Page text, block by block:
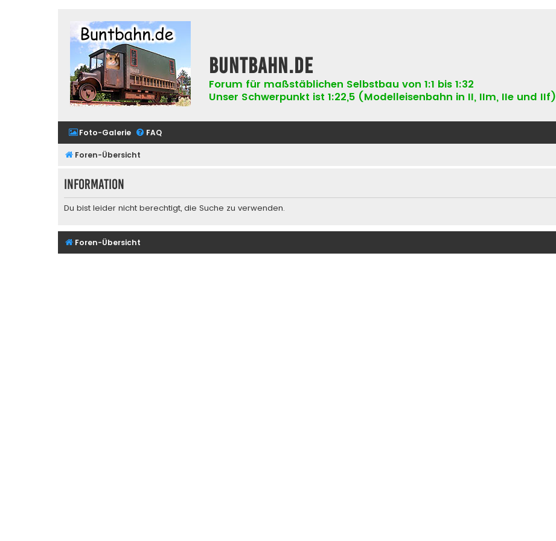
buntbahn.de
Forum für maßstäblichen Selbstbau von 1:1 bis 1:32
Unser Schwerpunkt ist 1:22,5 (Modelleisenbahn in II, IIm, IIe und IIf)
Foto-Galerie FAQ
Foren-Übersicht
Information
Du bist leider nicht berechtigt, die Suche zu verwenden.
Foren-Übersicht